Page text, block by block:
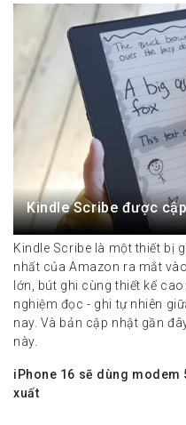
Kindle Scribe được
Kindle Scribe là một thiết bị
nhất của Amazon ra mắt
lớn, bút ghi cùng thiết kế
nghiệm đọc - ghi tự nhiên
nay. Và bản cập nhật gần
này.
iPhone 16 sẽ dùng modem
xuất